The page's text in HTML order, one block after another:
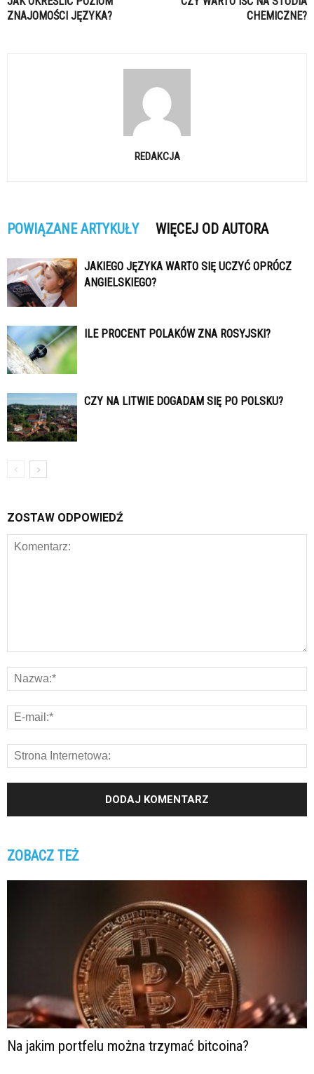
ZNAJOMOŚCI JĘZYKA?
CHEMICZNE?
REDAKCJA
POWIĄZANE ARTYKUŁY WIĘCEJ OD AUTORA
JAKIEGO JĘZYKA WARTO SIĘ UCZYĆ OPRÓCZ
ANGIELSKIEGO?
ILE PROCENT POLAKÓW ZNA ROSYJSKI?
CZY NA LITWIE DOGADAM SIĘ PO POLSKU?
ZOSTAW ODPOWIEDŹ
ZOBACZ TEŻ
Na jakim portfelu można trzymać bitcoina?